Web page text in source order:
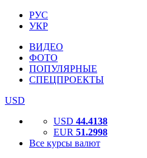
РУС
УКР
ВИДЕО
ФОТО
ПОПУЛЯРНЫЕ
СПЕЦПРОЕКТЫ
USD
USD 44.4138
EUR 51.2998
Все курсы валют